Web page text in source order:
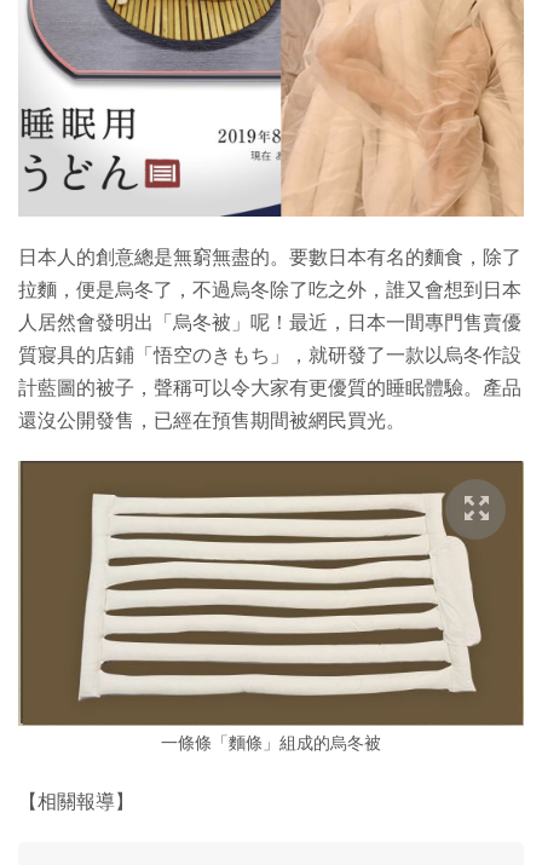
Enterprise Digital Transformation
日本人的創意總是無窮無盡的。要數日本有名的麵食，除了
拉麵，便是烏冬了，不過烏冬除了吃之外，誰又會想到日本
人居然會發明出「烏冬被」呢！最近，日本一間專門售賣優
質寢具的店鋪「悟空のきもち」，就研發了一款以烏冬作設
計藍圖的被子，聲稱可以令大家有更優質的睡眠體驗。產品
還沒公開發售，已經在預售期間被網民買光。
一條條「麵條」組成的烏冬被
【相關報導】